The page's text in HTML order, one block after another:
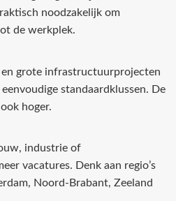
noodzakelijk om
de werkplek.
en grote infrastructuurprojecten
standaardklussen. De
hoger.
industrie of
vacatures. Denk aan regio’s
Noord-Brabant, Zeeland